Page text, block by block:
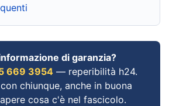
di garanzia?
669 3954 — reperibilità h24.
chiunque, anche in buona
cosa c'è nel fascicolo.